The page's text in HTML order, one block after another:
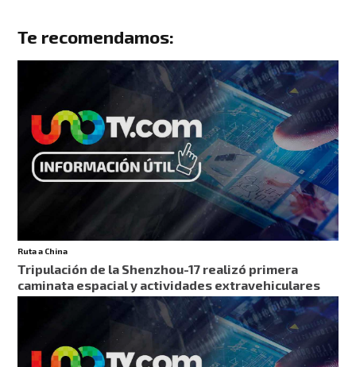
Te recomendamos:
Ruta a China
Tripulación de la Shenzhou-17 realizó primera
caminata espacial y actividades extravehiculares